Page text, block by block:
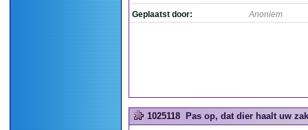
Geplaatst door: Anoniem
1025118 Pas op, dat dier haalt uw